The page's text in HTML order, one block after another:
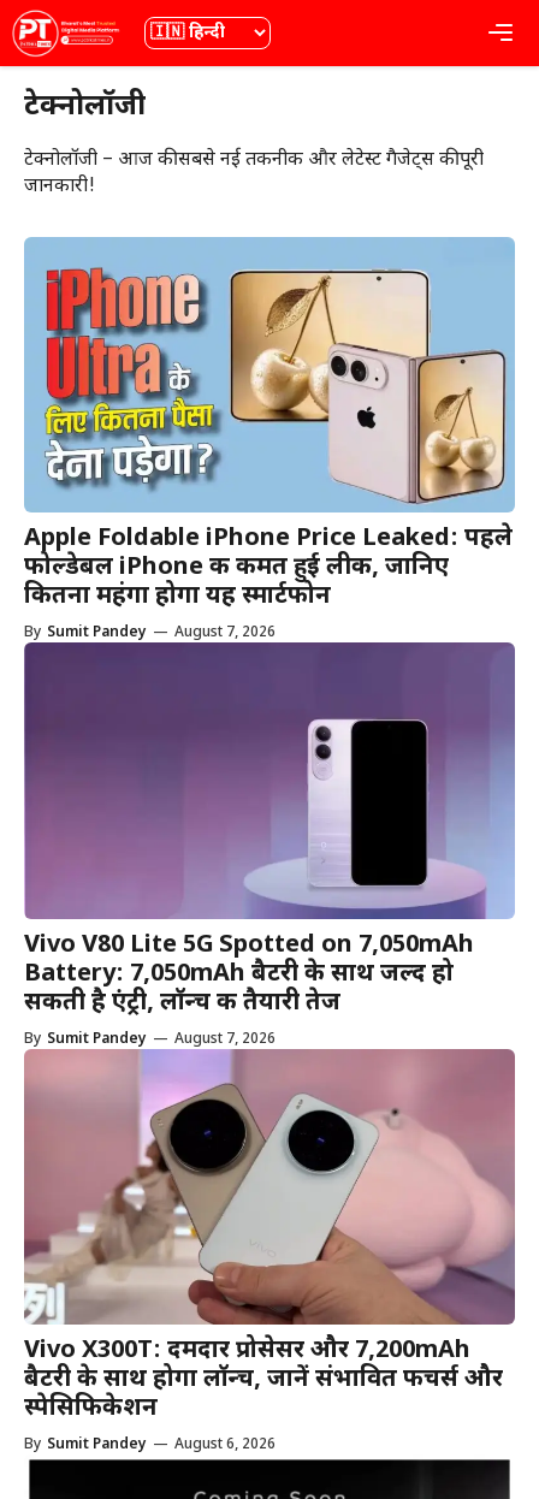
Skip
to
content
भाषा
टेक्नोलॉजी
टेक्नोलॉजी – आज की सबसे नई तकनीक और लेटेस्ट गैजेट्स की पूरी
जानकारी!
Apple Foldable iPhone Price Leaked: पहले
फोल्डेबल iPhone की कीमत हुई लीक, जानिए
कितना महंगा होगा यह स्मार्टफोन
By Sumit Pandey — August 7, 2026
Vivo V80 Lite 5G Spotted on 7,050mAh
Battery: 7,050mAh बैटरी के साथ जल्द हो
सकती है एंट्री, लॉन्च की तैयारी तेज
By Sumit Pandey — August 7, 2026
Vivo X300T: दमदार प्रोसेसर और 7,200mAh
बैटरी के साथ होगा लॉन्च, जानें संभावित फीचर्स और
स्पेसिफिकेशन
By Sumit Pandey — August 6, 2026